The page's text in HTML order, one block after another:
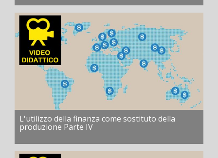
L'utilizzo della finanza come sostituto della
produzione Parte IV